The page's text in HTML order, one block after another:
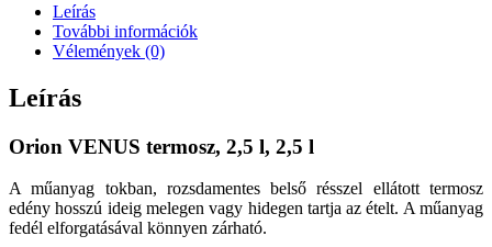
Leírás
További információk
Vélemények (0)
Leírás
Orion VENUS termosz, 2,5 l, 2,5 l
A műanyag tokban, rozsdamentes belső résszel ellátott termosz
edény hosszú ideig melegen vagy hidegen tartja az ételt. A műanyag
fedél elforgatásával könnyen zárható.